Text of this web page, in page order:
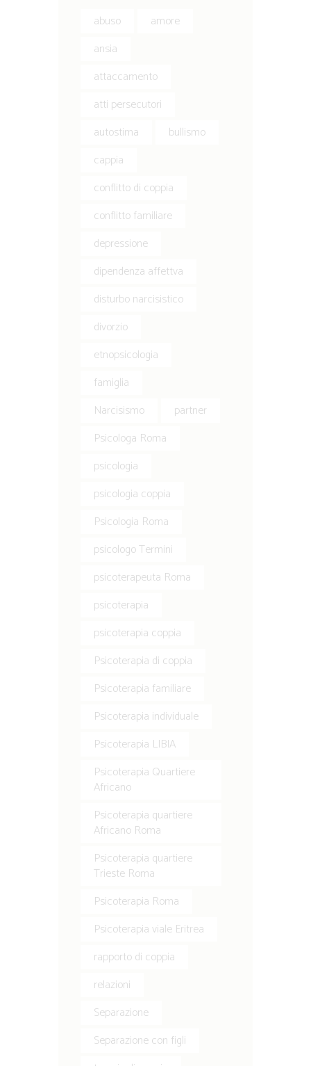
abuso
amore
ansia
attaccamento
atti persecutori
autostima
bullismo
cappia
conflitto di coppia
conflitto familiare
depressione
dipendenza affettva
disturbo narcisistico
divorzio
etnopsicologia
famiglia
Narcisismo
partner
Psicologa Roma
psicologia
psicologia coppia
Psicologia Roma
psicologo Termini
psicoterapeuta Roma
psicoterapia
psicoterapia coppia
Psicoterapia di coppia
Psicoterapia familiare
Psicoterapia individuale
Psicoterapia LIBIA
Psicoterapia Quartiere
Africano
Psicoterapia quartiere
Africano Roma
Psicoterapia quartiere
Trieste Roma
Psicoterapia Roma
Psicoterapia viale Eritrea
rapporto di coppia
relazioni
Separazione
Separazione con figli